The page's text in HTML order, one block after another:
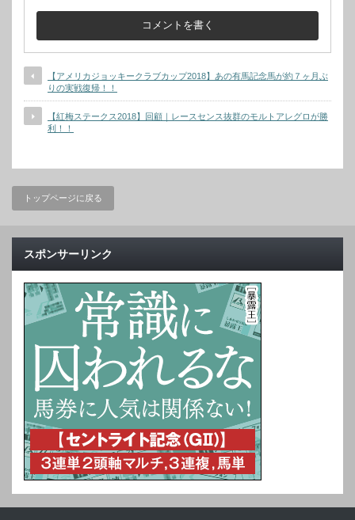
【アメリカジョッキークラブカップ2018】あの有馬記念馬が約７ヶ月ぶ
りの実戦復帰！！
【紅梅ステークス2018】回顧｜レースセンス抜群のモルトアレグロが勝
利！！
トップページに戻る
スポンサーリンク